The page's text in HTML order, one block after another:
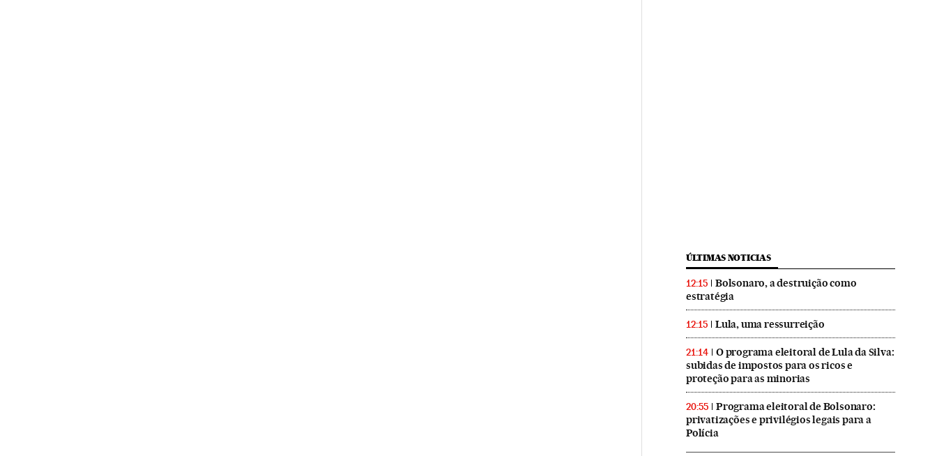
ÚLTIMAS NOTICIAS
12:15
Bolsonaro, a destruição como
estratégia
12:15 Lula, uma ressurreição
21:14
O programa eleitoral de Lula da Silva:
subidas de impostos para os ricos e
proteção para as minorias
20:55
Programa eleitoral de Bolsonaro:
privatizações e privilégios legais para a
Polícia